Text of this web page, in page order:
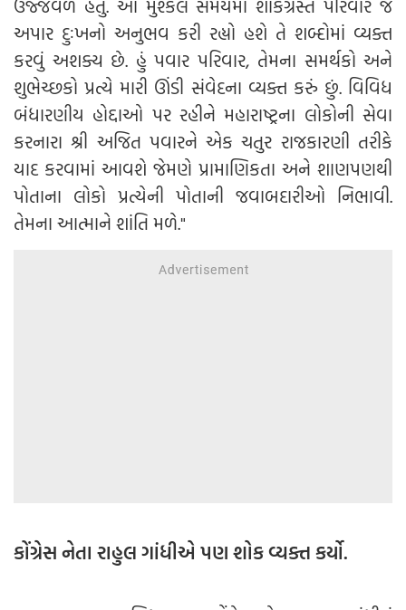
ઉજ્જવળ હતું. આ મુશ્કેલ સમયમાં શોકગ્રસ્ત પરિવાર જે
અપાર દુઃખનો અનુભવ કરી રહ્યો હશે તે શબ્દોમાં વ્યક્ત
કરવું અશક્ય છે. હું પવાર પરિવાર, તેમના સમર્થકો અને
શુભેચ્છકો પ્રત્યે મારી ઊંડી સંવેદના વ્યક્ત કરું છું. વિવિધ
બંધારણીય હોદ્દાઓ પર રહીને મહારાષ્ટ્રના લોકોની સેવા
કરનારા શ્રી અજિત પવારને એક ચતુર રાજકારણી તરીકે
યાદ કરવામાં આવશે જેમણે પ્રામાણિકતા અને શાણપણથી
પોતાના લોકો પ્રત્યેની પોતાની જવાબદારીઓ નિભાવી.
તેમના આત્માને શાંતિ મળે."
કોંગ્રેસ નેતા રાહુલ ગાંધીએ પણ શોક વ્યક્ત કર્યો.